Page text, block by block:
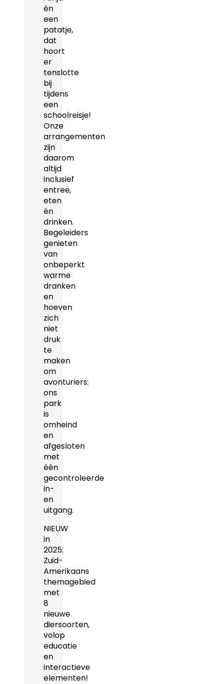
én
een
patatje,
dat
hoort
er
tenslotte
bij
tijdens
een
schoolreisje!
Onze
arrangementen
zijn
daarom
altijd
inclusief
entree,
eten
én
drinken.
Begeleiders
genieten
van
onbeperkt
warme
dranken
en
hoeven
zich
niet
druk
te
maken
om
avonturiers:
ons
park
is
omheind
en
afgesloten
met
één
gecontroleerde
in-
en
uitgang.
NIEUW
in
2025:
Zuid-
Amerikaans
themagebied
met
8
nieuwe
diersoorten,
volop
educatie
en
interactieve
elementen!